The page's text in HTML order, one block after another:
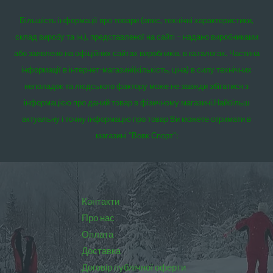
Більшість інформації про товари (опис, технічні характеристики,
склад виробу та ін.), представленої на сайті – надано виробниками
або заявлено на офіційних сайтах виробників, в каталогах. Частина
інформації в інтернет-магазині(кількість, ціна) в силу технічних
неполадок та людського фактору може не завжди збігатися з
інформацією про даний товар в фізичному магазині.Найбільш
актуальну і точну інформацію про товар Ви можете отримати в
магазині “Вовк Спорт”:
Контакти
Про нас
Оплата
Доставка
Договір публічної оферти